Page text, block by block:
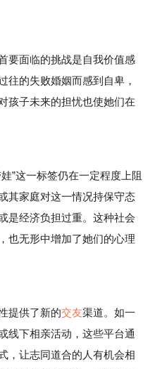
面临的挑战是自我价值感
往的失败婚姻而感到自卑，
孩子未来的担忧也使她们在
这一标签仍在一定程度上阻
其家庭对这一情况持保守态
是经济负担过重。这种社会
也无形中增加了她们的心理
提供了新的交友渠道。如一
线下相亲活动，这些平台通
，让志同道合的人有机会相